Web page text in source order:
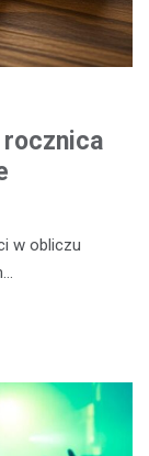
rocznica
w obliczu